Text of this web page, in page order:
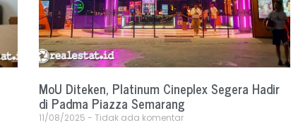
MoU Diteken, Platinum Cineplex Segera Hadir
di Padma Piazza Semarang
11/08/2025 Tidak ada komentar